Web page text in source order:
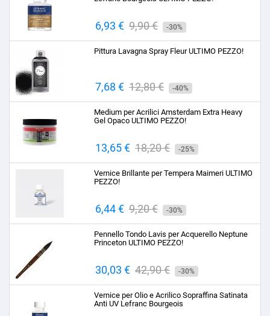
Prezzo
6,93 € Prezzo
base
9,90 € -30%
Pittura Lavagna Spray Fleur ULTIMO PEZZO!
Prezzo
7,68 € Prezzo
base
12,80 € -40%
Medium per Acrilici Amsterdam Extra Heavy
Gel Opaco ULTIMO PEZZO!
Prezzo
13,65 € Prezzo
base
18,20 € -25%
Vernice Brillante per Tempera Maimeri ULTIMO
PEZZO!
Prezzo
6,44 € Prezzo
base
9,20 € -30%
Pennello Tondo Lavis per Acquerello Neptune
Princeton ULTIMO PEZZO!
Prezzo
30,03 € Prezzo
base
42,90 € -30%
Vernice per Olio e Acrilico Sopraffina Satinata
Anti UV Lefranc Bourgeois